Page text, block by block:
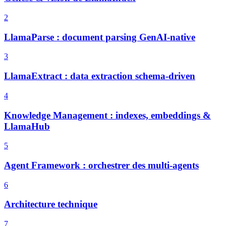
2
LlamaParse : document parsing GenAI-native
3
LlamaExtract : data extraction schema-driven
4
Knowledge Management : indexes, embeddings &
LlamaHub
5
Agent Framework : orchestrer des multi-agents
6
Architecture technique
7